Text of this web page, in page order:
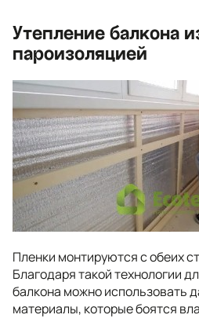
Утепление балкона
пароизоляцией
Пленки монтируются с обеих
Благодаря такой технологии
балкона можно использовать
материалы, которые боятся